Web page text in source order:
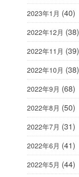
2023年1月 (40)
2022年12月 (38)
2022年11月 (39)
2022年10月 (38)
2022年9月 (68)
2022年8月 (50)
2022年7月 (31)
2022年6月 (41)
2022年5月 (44)